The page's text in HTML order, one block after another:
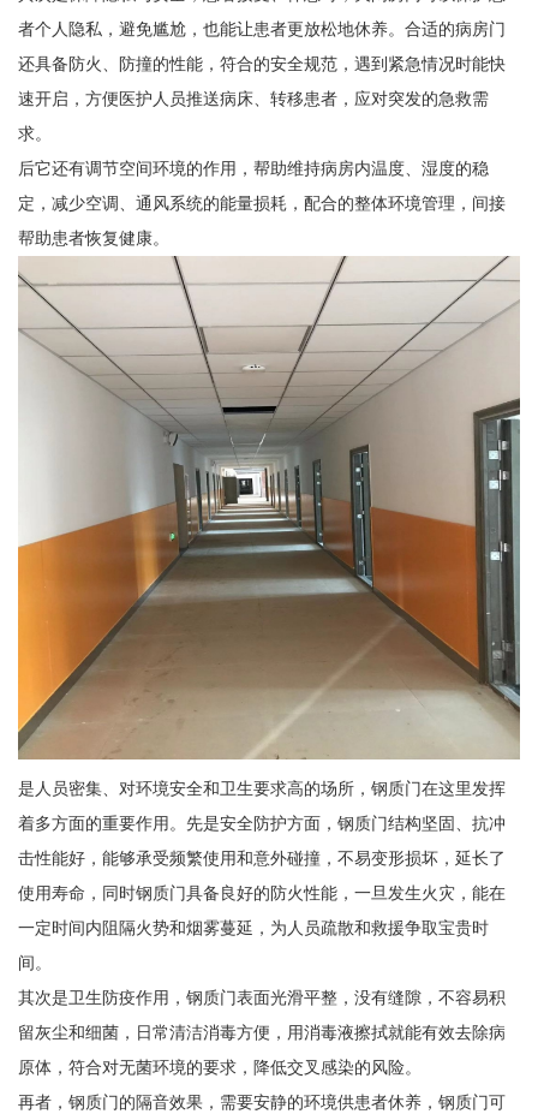
者个人隐私，避免尴尬，也能让患者更放松地休养。合适的病房门
还具备防火、防撞的性能，符合的安全规范，遇到紧急情况时能快
速开启，方便医护人员推送病床、转移患者，应对突发的急救需
求。
后它还有调节空间环境的作用，帮助维持病房内温度、湿度的稳
定，减少空调、通风系统的能量损耗，配合的整体环境管理，间接
帮助患者恢复健康。
是人员密集、对环境安全和卫生要求高的场所，钢质门在这里发挥
着多方面的重要作用。先是安全防护方面，钢质门结构坚固、抗冲
击性能好，能够承受频繁使用和意外碰撞，不易变形损坏，延长了
使用寿命，同时钢质门具备良好的防火性能，一旦发生火灾，能在
一定时间内阻隔火势和烟雾蔓延，为人员疏散和救援争取宝贵时
间。
其次是卫生防疫作用，钢质门表面光滑平整，没有缝隙，不容易积
留灰尘和细菌，日常清洁消毒方便，用消毒液擦拭就能有效去除病
原体，符合对无菌环境的要求，降低交叉感染的风险。
再者，钢质门的隔音效果，需要安静的环境供患者休养，钢质门可